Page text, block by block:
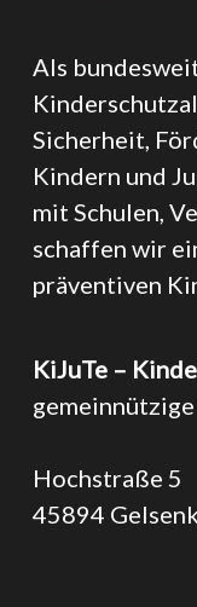
Als
Sicherheit,
Kindern und
mit Schulen,
schaffen wir
präventiven
KiJuTe –
Hochstraße 5
45894